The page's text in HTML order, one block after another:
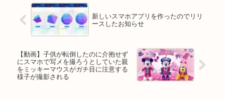
新しいスマホアプリを作ったのでリリ
ースしたお知らせ
【動画】子供が転倒したのに介抱せず
にスマホで写メを撮ろうとしていた親
をミッキーマウスがガチ目に注意する
様子が撮影される